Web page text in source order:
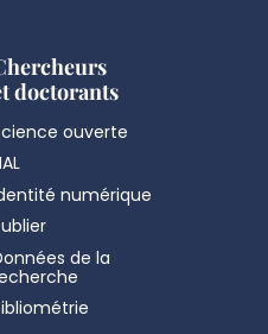
doctorants
ouverte
numérique
de la